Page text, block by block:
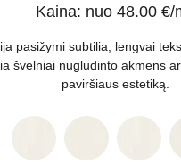
Kaina: nuo 48.00 €/
pasižymi subtilia, lengvai
švelniai nugludinto akmens
paviršiaus estetiką.